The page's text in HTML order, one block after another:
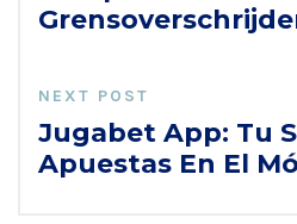
NEXT POST
Jugabet App: Tu
Apuestas En El